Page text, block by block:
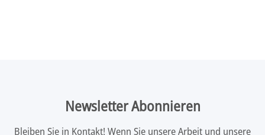
Newsletter Abonnieren
Bleiben Sie in Kontakt! Wenn Sie unsere Arbeit und unsere